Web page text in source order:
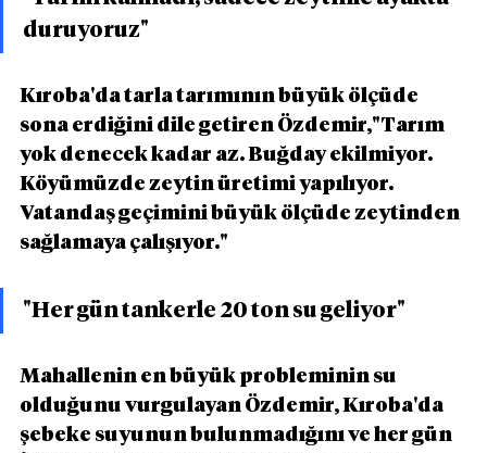
duruyoruz"
Kıroba'da tarla tarımının büyük ölçüde
sona erdiğini dile getiren Özdemir,"Tarım
yok denecek kadar az. Buğday ekilmiyor.
Köyümüzde zeytin üretimi yapılıyor.
Vatandaş geçimini büyük ölçüde zeytinden
sağlamaya çalışıyor."
"Her gün tankerle 20 ton su geliyor"
Mahallenin en büyük probleminin su
olduğunu vurgulayan Özdemir, Kıroba'da
şebeke suyunun bulunmadığını ve her gün